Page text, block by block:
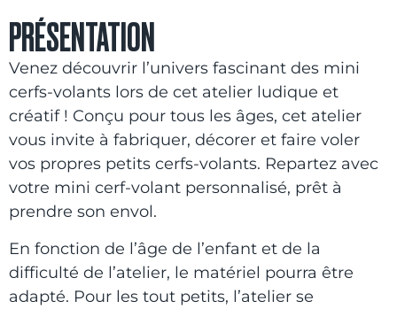
PRÉSENTATION
Venez découvrir l’univers fascinant des mini
cerfs-volants lors de cet atelier ludique et
créatif ! Conçu pour tous les âges, cet atelier
vous invite à fabriquer, décorer et faire voler
vos propres petits cerfs-volants. Repartez avec
votre mini cerf-volant personnalisé, prêt à
prendre son envol.
En fonction de l’âge de l’enfant et de la
difficulté de l’atelier, le matériel pourra être
adapté. Pour les tout petits, l’atelier se